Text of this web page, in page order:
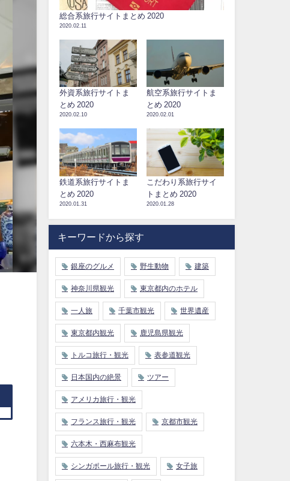
総合系旅行サイトまとめ 2020
2020.02.11
外資系旅行サイトま
とめ 2020
2020.02.10
航空系旅行サイトま
とめ 2020
2020.02.01
鉄道系旅行サイトま
とめ 2020
2020.01.31
こだわり系旅行サイ
トまとめ 2020
2020.01.28
キーワードから探す
銀座のグルメ 野生動物 建築
神奈川県観光 東京都内のホテル
一人旅 千葉市観光 世界遺産
東京都内観光 鹿児島県観光
トルコ旅行・観光 表参道観光
日本国内の絶景 ツアー
アメリカ旅行・観光
フランス旅行・観光 京都市観光
六本木・西麻布観光
シンガポール旅行・観光 女子旅